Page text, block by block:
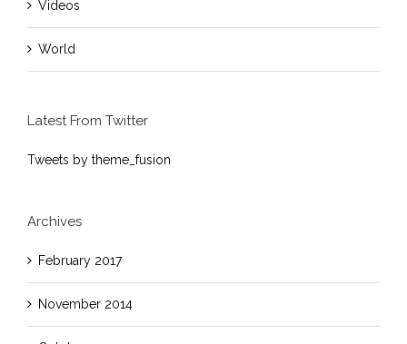
Videos
World
Latest From Twitter
Tweets by theme_fusion
Archives
February 2017
November 2014